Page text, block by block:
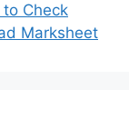
to Check
Marksheet